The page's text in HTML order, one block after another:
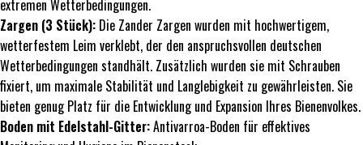
extremen Wetterbedingungen.
Zargen (3 Stück): Die Zander Zargen wurden mit hochwertigem,
wetterfestem Leim verklebt, der den anspruchsvollen deutschen
Wetterbedingungen standhält. Zusätzlich wurden sie mit Schrauben
fixiert, um maximale Stabilität und Langlebigkeit zu gewährleisten. Sie
bieten genug Platz für die Entwicklung und Expansion Ihres Bienenvolkes.
Boden mit Edelstahl-Gitter:Antivarroa-Boden für effektives